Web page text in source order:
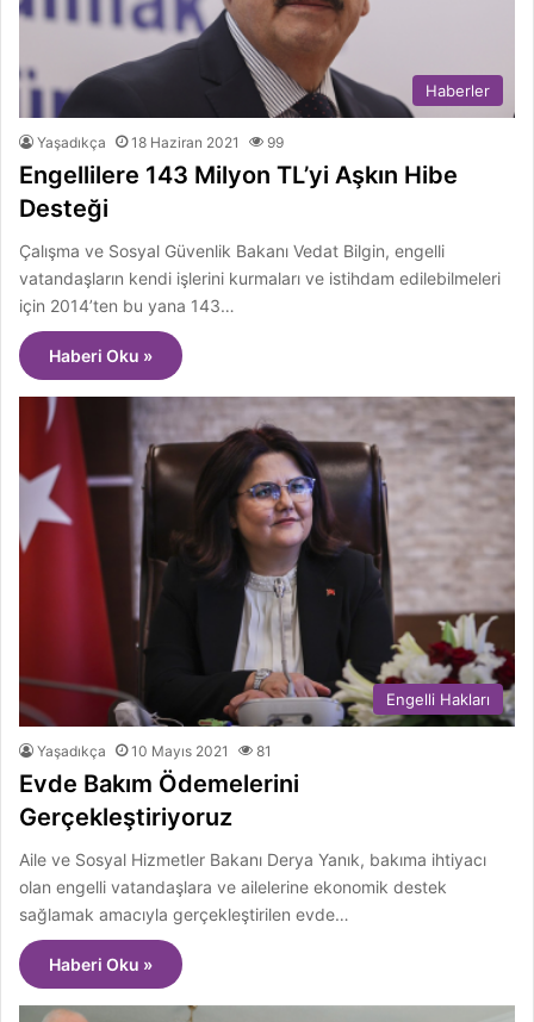
Haberler
Yaşadıkça 18 Haziran 2021 99
Engellilere 143 Milyon TL’yi Aşkın Hibe
Desteği
Çalışma ve Sosyal Güvenlik Bakanı Vedat Bilgin, engelli
vatandaşların kendi işlerini kurmaları ve istihdam edilebilmeleri
için 2014’ten bu yana 143…
Haberi Oku »
Engelli Hakları
Yaşadıkça 10 Mayıs 2021 81
Evde Bakım Ödemelerini
Gerçekleştiriyoruz
Aile ve Sosyal Hizmetler Bakanı Derya Yanık, bakıma ihtiyacı
olan engelli vatandaşlara ve ailelerine ekonomik destek
sağlamak amacıyla gerçekleştirilen evde…
Haberi Oku »